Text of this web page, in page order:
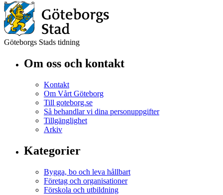
Göteborgs Stads tidning
Om oss och kontakt
Kontakt
Om Vårt Göteborg
Till goteborg.se
Så behandlar vi dina personuppgifter
Tillgänglighet
Arkiv
Kategorier
Bygga, bo och leva hållbart
Företag och organisationer
Förskola och utbildning